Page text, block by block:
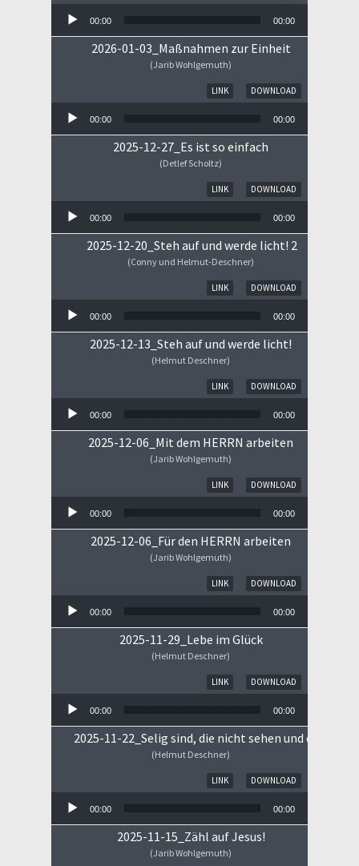
00:00 00:00
2026-01-03_Maßnahmen zur Einheit
(Jarib Wohlgemuth)
DOWNLOAD
LINK
00:00 00:00
2025-12-27_Es ist so einfach
(Detlef Scholtz)
DOWNLOAD
LINK
00:00 00:00
2025-12-20_Steh auf und werde licht! 2
(Conny und Helmut-Deschner)
DOWNLOAD
LINK
00:00 00:00
2025-12-13_Steh auf und werde licht!
(Helmut Deschner)
DOWNLOAD
LINK
00:00 00:00
2025-12-06_Mit dem HERRN arbeiten
(Jarib Wohlgemuth)
DOWNLOAD
LINK
00:00 00:00
2025-12-06_Für den HERRN arbeiten
(Jarib Wohlgemuth)
DOWNLOAD
LINK
00:00 00:00
2025-11-29_Lebe im Glück
(Helmut Deschner)
DOWNLOAD
LINK
00:00 00:00
2025-11-22_Selig sind, die nicht sehen und doch
(Helmut Deschner)
DOWNLOAD
LINK
00:00 00:00
2025-11-15_Zähl auf Jesus!
(Jarib Wohlgemuth)